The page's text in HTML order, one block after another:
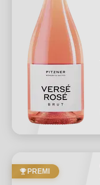
PREMI